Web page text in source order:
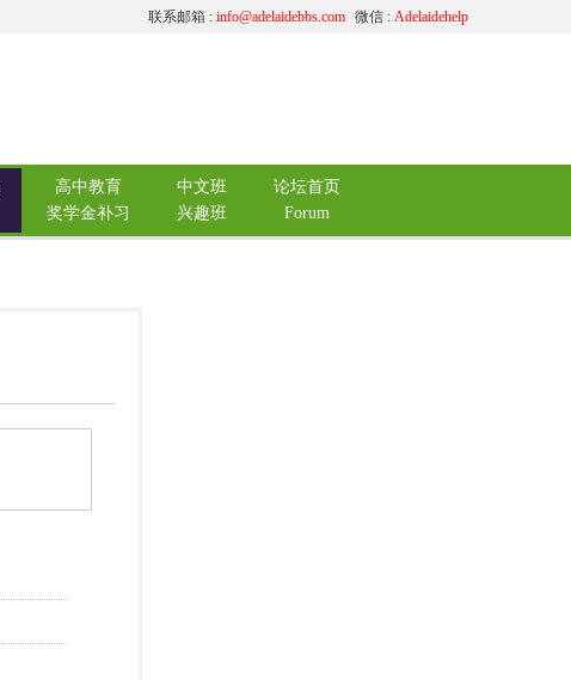
微信 : Adelaidehelp
联系邮箱 : info@adelaidebbs.com
高中教育
奖学金补习
中文班
兴趣班
论坛首页
Forum